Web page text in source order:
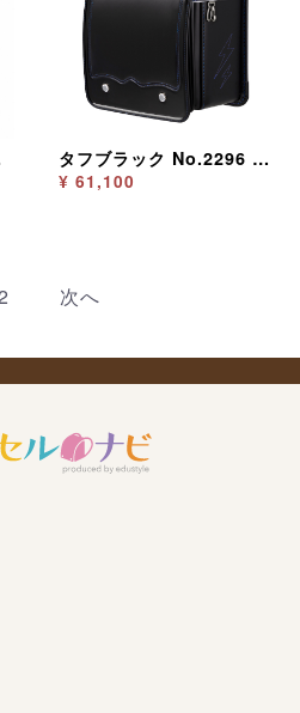
タフブラック No.2296 イナズマブルー
¥ 61,100
次へ